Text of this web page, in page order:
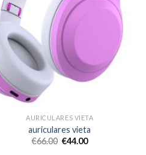
AURICULARES VIETA
auriculares vieta
€66.00 €44.00